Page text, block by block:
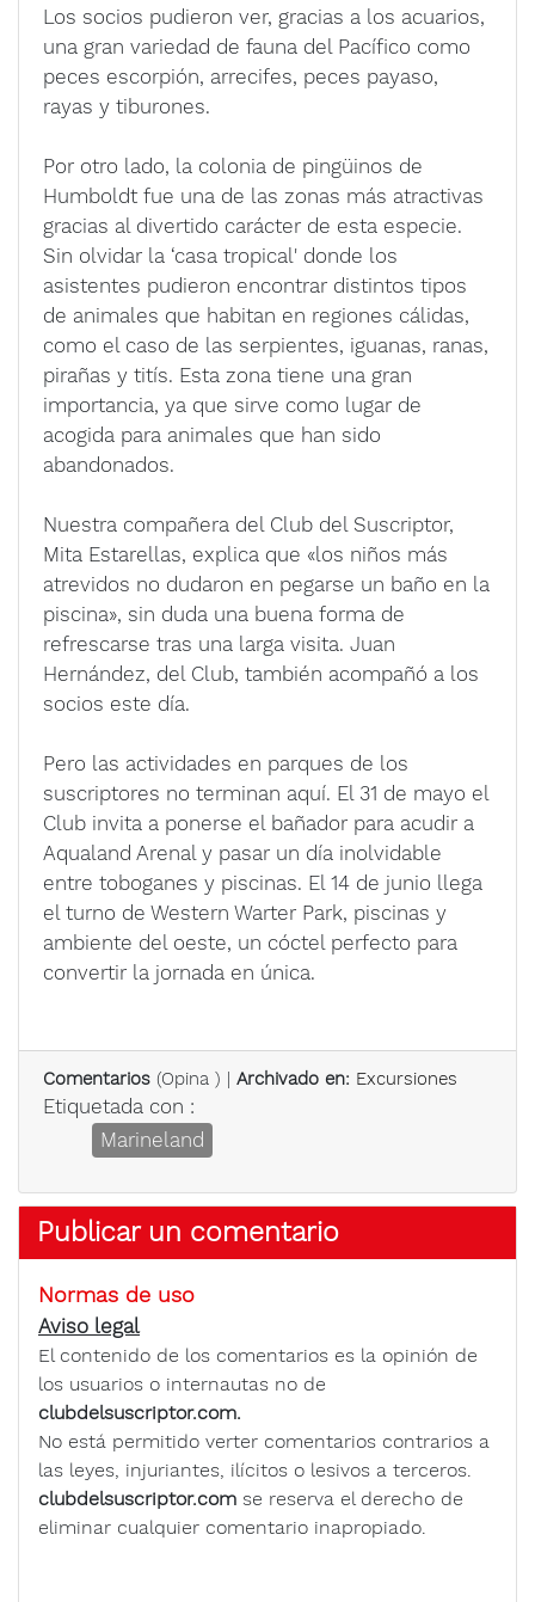
Los socios pudieron ver, gracias a los acuarios,
una gran variedad de fauna del Pacífico como
peces escorpión, arrecifes, peces payaso,
rayas y tiburones.
Por otro lado, la colonia de pingüinos de
Humboldt fue una de las zonas más atractivas
gracias al divertido carácter de esta especie.
Sin olvidar la ‘casa tropical' donde los
asistentes pudieron encontrar distintos tipos
de animales que habitan en regiones cálidas,
como el caso de las serpientes, iguanas, ranas,
pirañas y titís. Esta zona tiene una gran
importancia, ya que sirve como lugar de
acogida para animales que han sido
abandonados.
Nuestra compañera del Club del Suscriptor,
Mita Estarellas, explica que «los niños más
atrevidos no dudaron en pegarse un baño en la
piscina», sin duda una buena forma de
refrescarse tras una larga visita. Juan
Hernández, del Club, también acompañó a los
socios este día.
Pero las actividades en parques de los
suscriptores no terminan aquí. El 31 de mayo el
Club invita a ponerse el bañador para acudir a
Aqualand Arenal y pasar un día inolvidable
entre toboganes y piscinas. El 14 de junio llega
el turno de Western Warter Park, piscinas y
ambiente del oeste, un cóctel perfecto para
convertir la jornada en única.
Comentarios (Opina ) | Archivado en: Excursiones
Etiquetada con :
Marineland
Publicar un comentario
Normas de uso
Aviso legal
El contenido de los comentarios es la opinión de
los usuarios o internautas no de
clubdelsuscriptor.com.
No está permitido verter comentarios contrarios a
las leyes, injuriantes, ilícitos o lesivos a terceros.
clubdelsuscriptor.com se reserva el derecho de
eliminar cualquier comentario inapropiado.